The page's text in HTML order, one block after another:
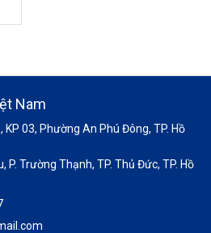
Nam
03, Phường An Phú Đông, TP. Hồ
P. Trường Thạnh, TP. Thủ Đức, TP. Hồ